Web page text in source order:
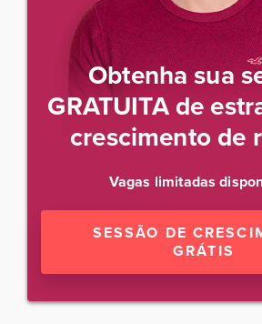
Obtenha sua
GRATUITA de
crescimento de
Vagas limitadas
SESSÃO DE
GRÁTIS